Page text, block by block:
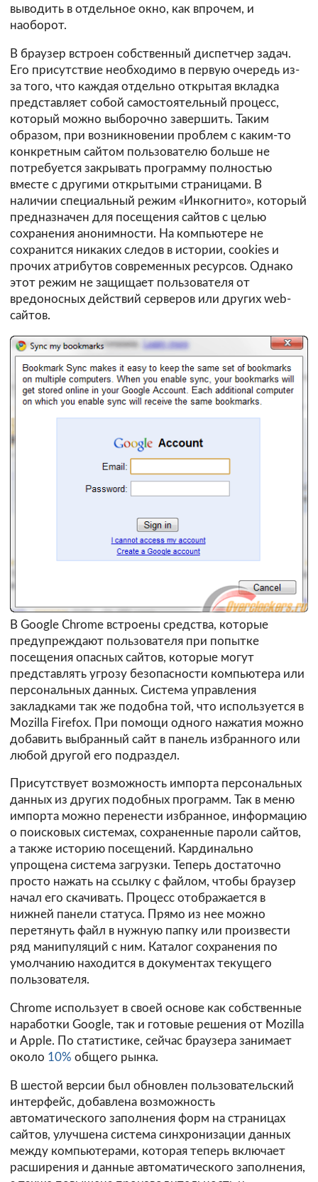
выводить в отдельное окно, как впрочем, и
наоборот.
В браузер встроен собственный диспетчер задач.
Его присутствие необходимо в первую очередь из-
за того, что каждая отдельно открытая вкладка
представляет собой самостоятельный процесс,
который можно выборочно завершить. Таким
образом, при возникновении проблем с каким-то
конкретным сайтом пользователю больше не
потребуется закрывать программу полностью
вместе с другими открытыми страницами. В
наличии специальный режим «Инкогнито», который
предназначен для посещения сайтов с целью
сохранения анонимности. На компьютере не
сохранится никаких следов в истории, cookies и
прочих атрибутов современных ресурсов. Однако
этот режим не защищает пользователя от
вредоносных действий серверов или других web-
сайтов.
В Google Chrome встроены средства, которые
предупреждают пользователя при попытке
посещения опасных сайтов, которые могут
представлять угрозу безопасности компьютера или
персональных данных. Система управления
закладками так же подобна той, что используется в
Mozilla Firefox. При помощи одного нажатия можно
добавить выбранный сайт в панель избранного или
любой другой его подраздел.
Присутствует возможность импорта персональных
данных из других подобных программ. Так в меню
импорта можно перенести избранное, информацию
о поисковых системах, сохраненные пароли сайтов,
а также историю посещений. Кардинально
упрощена система загрузки. Теперь достаточно
просто нажать на ссылку с файлом, чтобы браузер
начал его скачивать. Процесс отображается в
нижней панели статуса. Прямо из нее можно
перетянуть файл в нужную папку или произвести
ряд манипуляций с ним. Каталог сохранения по
умолчанию находится в документах текущего
пользователя.
Chrome использует в своей основе как собственные
наработки Google, так и готовые решения от Mozilla
и Apple. По статистике, сейчас браузера занимает
около 10% общего рынка.
В шестой версии был обновлен пользовательский
интерфейс, добавлена возможность
автоматического заполнения форм на страницах
сайтов, улучшена система синхронизации данных
между компьютерами, которая теперь включает
расширения и данные автоматического заполнения,